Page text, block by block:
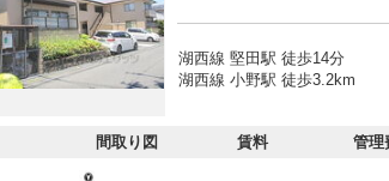
湖西線 堅田駅 徒歩14分
湖西線 小野駅 徒歩3.2km
間取り図 賃料 管理